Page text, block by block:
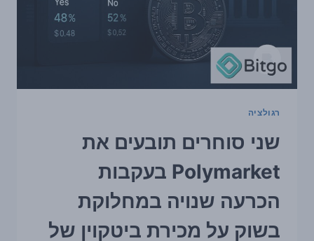
רגולציה
שני סוחרים תובעים את
Polymarket בעקבות
הכרעה שנויה במחלוקת
בשוק על מכירת ביטקוין של